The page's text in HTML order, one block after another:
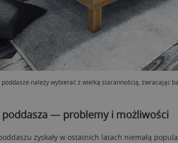
należy wybierać z wielką starannością, zwracając
poddasza — problemy i możliwości
zyskały w ostatnich latach niemałą